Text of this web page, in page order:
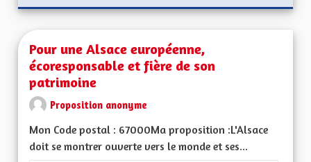
Pour une Alsace européenne,
écoresponsable et fière de son
patrimoine
Proposition anonyme
Mon Code postal : 67000Ma proposition :L'Alsace
doit se montrer ouverte vers le monde et ses...